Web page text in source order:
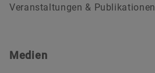
Veranstaltungen & Publikationen
Medien